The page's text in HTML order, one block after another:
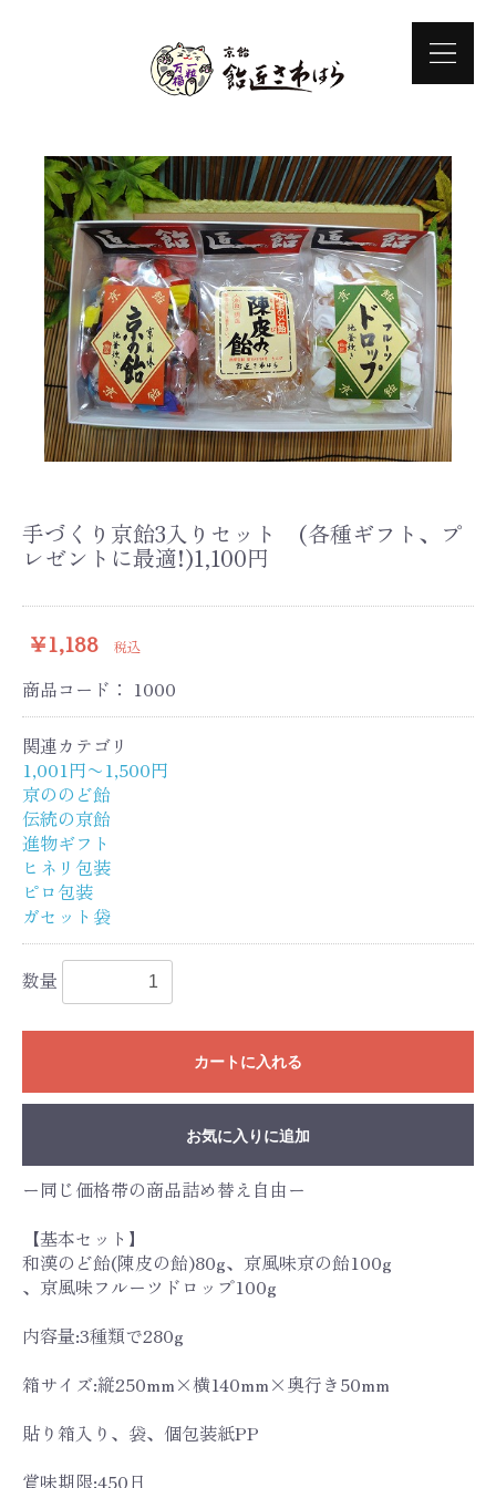
手づくり京飴3入りセット (各種ギフト、プ
レゼントに最適!)1,100円
￥1,188 税込
商品コード： 1000
関連カテゴリ
1,001円〜1,500円
京ののど飴
伝統の京飴
進物ギフト
ヒネリ包装
ピロ包装
ガセット袋
数量
カートに入れる
お気に入りに追加
ー同じ価格帯の商品詰め替え自由ー
【基本セット】
和漢のど飴(陳皮の飴)80g、京風味京の飴100g
、京風味フルーツドロップ100g
内容量:3種類で280g
箱サイズ:縦250mm×横140mm×奥行き50mm
貼り箱入り、袋、個包装紙PP
賞味期限:450日